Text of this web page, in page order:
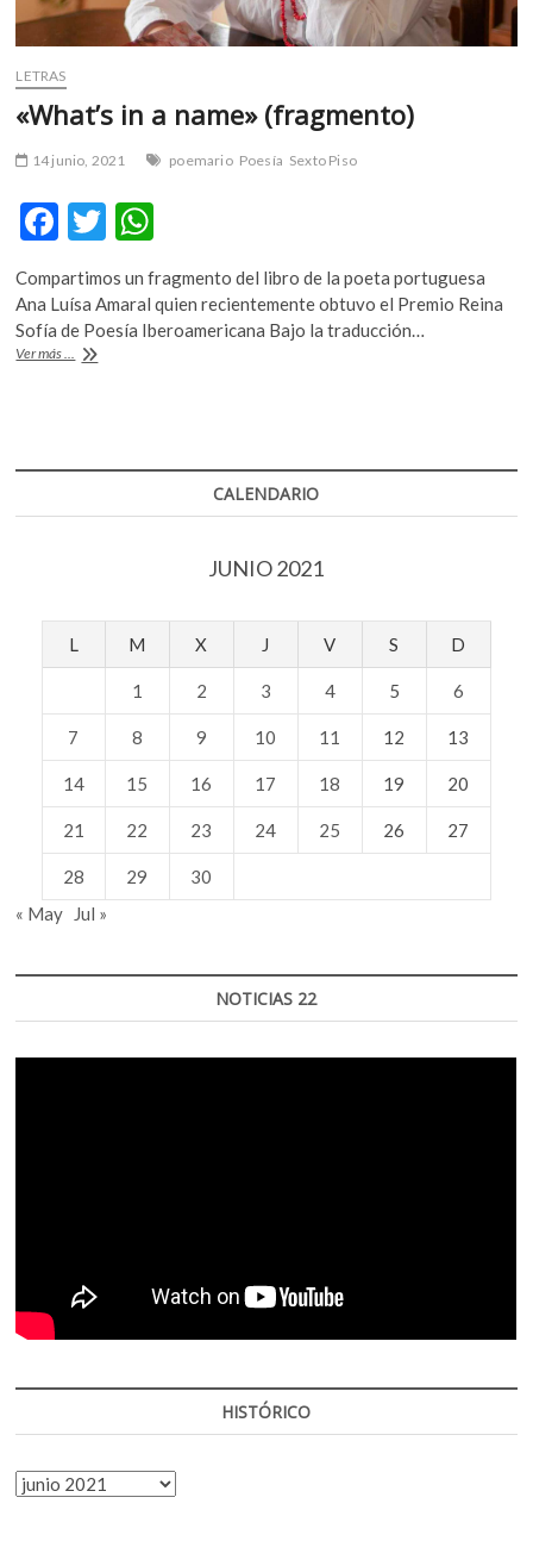
LETRAS
«What’s in a name» (fragmento)
14 junio, 2021 poemario Poesía Sexto Piso
F
ac
e
b
o
T
itt
er
h
at
s
Compartimos un fragmento del libro de la poeta portuguesa
Ana Luísa Amaral quien recientemente obtuvo el Premio Reina
Sofía de Poesía Iberoamericana Bajo la traducción…
Ver más ... «What’s
CALENDARIO
JUNIO 2021
L M X J V S D
1 2 3 4 5 6
7 8 9 10 11 12 13
14 15 16 17 18 19 20
21 22 23 24 25 26 27
28 29
30
« May
Jul »
NOTICIAS 22
HISTÓRICO
HISTÓRICO